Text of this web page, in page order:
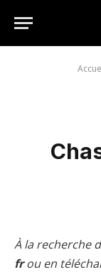
À la recherche
frou en